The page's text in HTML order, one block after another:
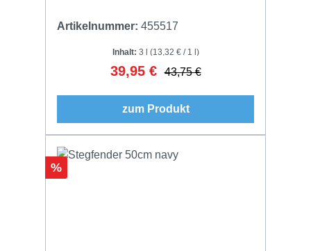
Artikelnummer: 455517
Inhalt: 3 l (13,32 € / 1 l)
Verkaufspreis:
39,95 € Regulärer Preis:
43,75 €
zum Produkt
Rabatt
%